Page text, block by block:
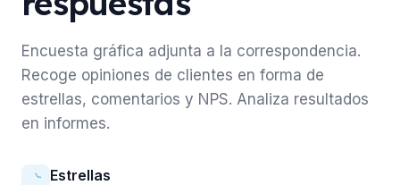
Encuesta gráfica adjunta a la correspondencia.
Recoge opiniones de clientes en forma de
estrellas, comentarios y NPS. Analiza resultados
en informes.
Estrellas